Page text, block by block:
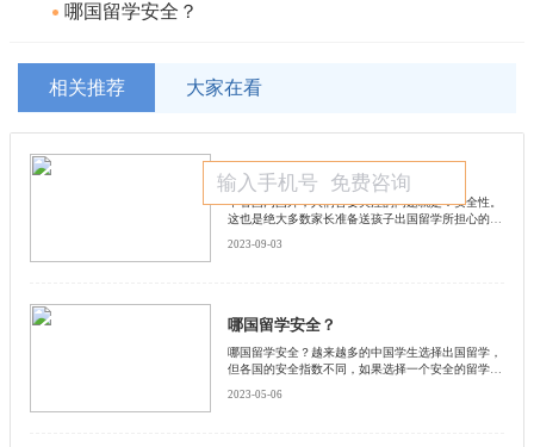
哪国留学安全？
相关推荐 大家在看
去德国留学到底安全吗？
​不管国内国外，人们首要关注的问题就是：安全性。
这也是绝大多数家长准备送孩子出国留学所担心的问
工作都被涵盖在了法律范围内，大多数的公民都可以
做到遵纪守法，治安状况良好，所以说，在德国留学
还是相对安全的。
2023-09-03
哪国留学安全？
哪国留学安全？越来越多的中国学生选择出国留学，
但各国的安全指数不同，如果选择一个安全的留学目
全指数为基础，分析不同国家的留学安全性评估。
2023-05-06